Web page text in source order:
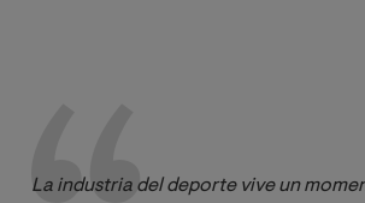
La industria del deporte vive un